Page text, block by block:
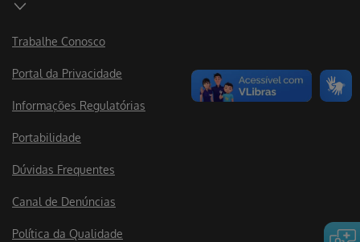
Trabalhe Conosco
Portal da Privacidade
Informações Regulatórias
Portabilidade
Dúvidas Frequentes
Canal de Denúncias
Política da Qualidade